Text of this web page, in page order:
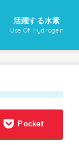
活躍する水素
Use Of Hydrogen
Pocket